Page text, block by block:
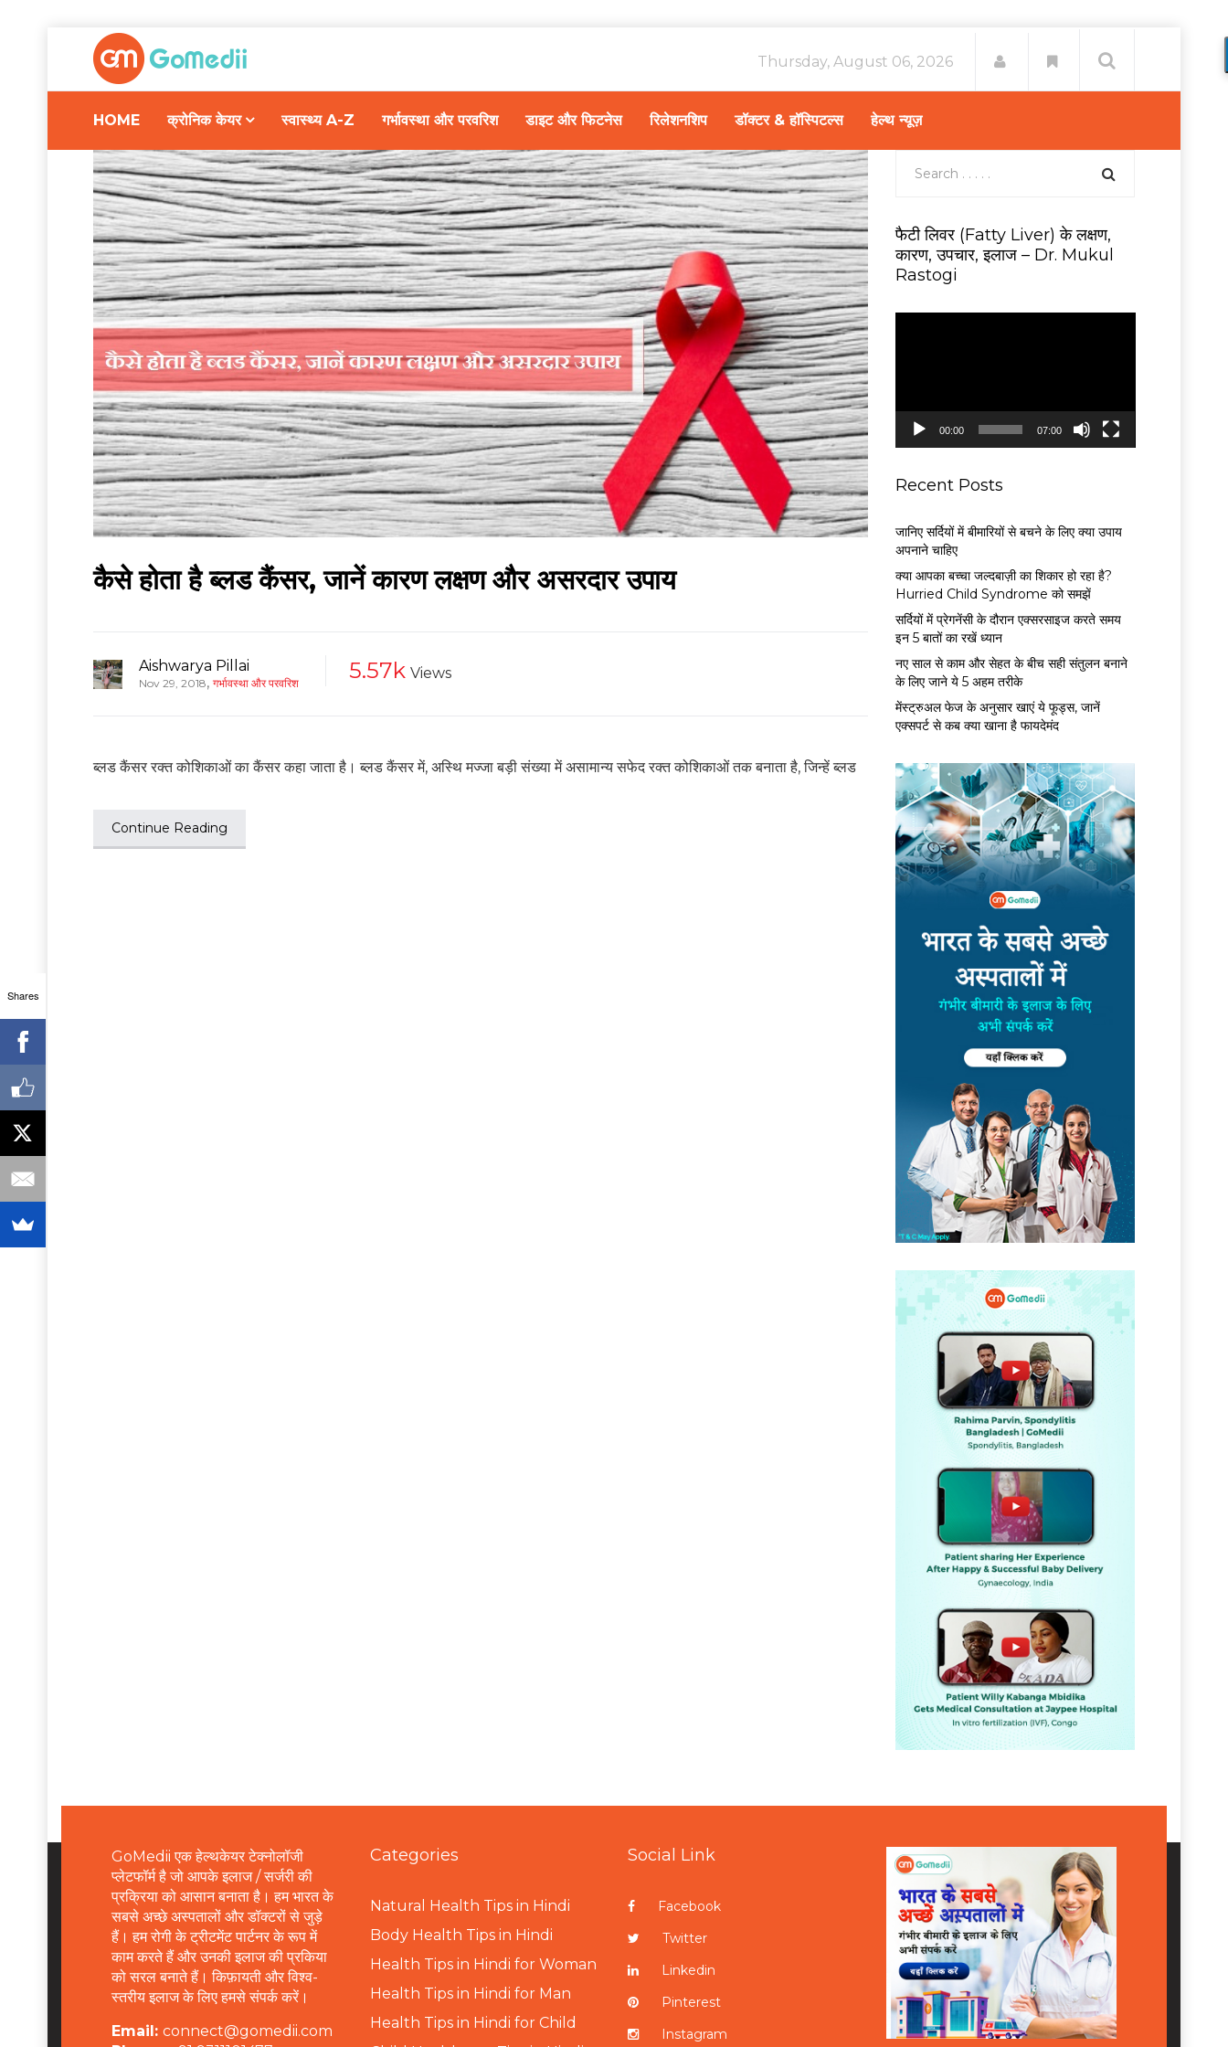
Thursday, August 06, 2026
HOME क्रोनिक केयर स्वास्थ्य A-Z गर्भावस्था और परवरिश डाइट और फिटनेस रिलेशनशिप डॉक्टर & हॉस्पिटल्स हेल्थ न्यूज़
कैसे होता है ब्लड कैंसर, जानें कारण लक्षण और असरदार उपाय
Aishwarya Pillai
Nov 29, 2018, गर्भावस्था और परवरिश 5.57k Views
ब्लड कैंसर रक्त कोशिकाओं का कैंसर कहा जाता है। ब्लड कैंसर में, अस्थि मज्जा बड़ी संख्या में असामान्य सफेद रक्त कोशिकाओं तक बनाता है, जिन्हें ब्लड
Continue Reading
फैटी लिवर (Fatty Liver) के लक्षण,
कारण, उपचार, इलाज – Dr. Mukul
Rastogi
y
00:00 07:00
Recent Posts
जानिए सर्दियों में बीमारियों से बचने के लिए क्या उपाय
अपनाने चाहिए
क्या आपका बच्चा जल्दबाज़ी का शिकार हो रहा है?
Hurried Child Syndrome को समझें
सर्द‍ियों में प्रेगनेंसी के दौरान एक्सरसाइज करते समय
इन 5 बातों का रखें ध्यान
नए साल से काम और सेहत के बीच सही संतुलन बनाने
के लिए जाने ये 5 अहम तरीके
मेंस्ट्रुअल फेज के अनुसार खाएं ये फूड्स, जानें
एक्सपर्ट से कब क्या खाना है फायदेमंद
GoMedii एक हेल्थकेयर टेक्नोलॉजी
प्लेटफॉर्म है जो आपके इलाज / सर्जरी की
प्रक्रिया को आसान बनाता है। हम भारत के
सबसे अच्छे अस्पतालों और डॉक्टरों से जुड़े
हैं। हम रोगी के ट्रीटमेंट पार्टनर के रूप में
काम करते हैं और उनकी इलाज की प्रकिया
को सरल बनाते हैं। किफ़ायती और विश्व-
स्तरीय इलाज के लिए हमसे संपर्क करें।
Email: connect@gomedii.com
Categories
Natural Health Tips in Hindi
Body Health Tips in Hindi
Health Tips in Hindi for Woman
Health Tips in Hindi for Man
Health Tips in Hindi for Child
Social Link
Facebook
Twitter
Linkedin
Pinterest
Instagram
Shares